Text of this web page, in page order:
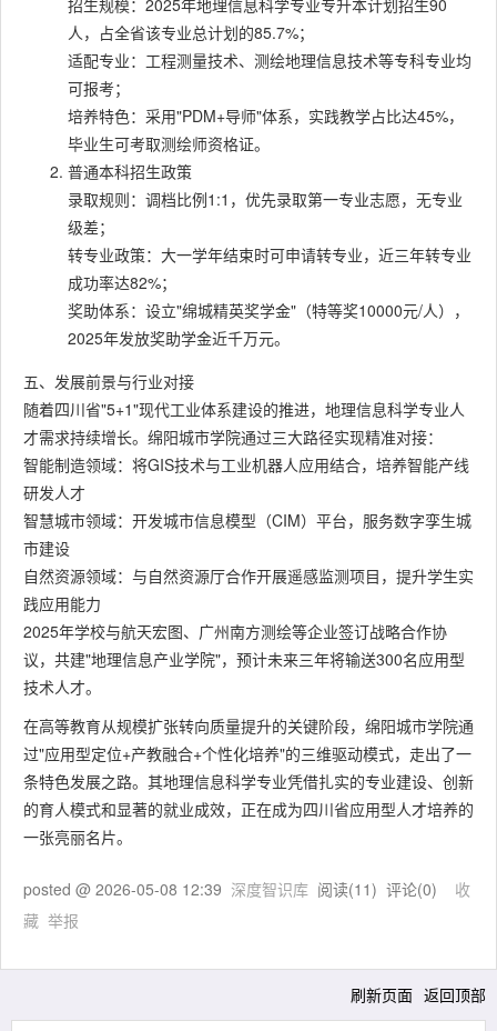
招生规模：2025年地理信息科学专业专升本计划招生90
人，占全省该专业总计划的85.7%；
适配专业：工程测量技术、测绘地理信息技术等专科专业均
可报考；
培养特色：采用"PDM+导师"体系，实践教学占比达45%，
毕业生可考取测绘师资格证。
普通本科招生政策
录取规则：调档比例1:1，优先录取第一专业志愿，无专业
级差；
转专业政策：大一学年结束时可申请转专业，近三年转专业
成功率达82%；
奖助体系：设立"绵城精英奖学金"（特等奖10000元/人），
2025年发放奖助学金近千万元。
五、发展前景与行业对接
随着四川省"5+1"现代工业体系建设的推进，地理信息科学专业人
才需求持续增长。绵阳城市学院通过三大路径实现精准对接：
智能制造领域：将GIS技术与工业机器人应用结合，培养智能产线
研发人才
智慧城市领域：开发城市信息模型（CIM）平台，服务数字孪生城
市建设
自然资源领域：与自然资源厅合作开展遥感监测项目，提升学生实
践应用能力
2025年学校与航天宏图、广州南方测绘等企业签订战略合作协
议，共建"地理信息产业学院"，预计未来三年将输送300名应用型
技术人才。
在高等教育从规模扩张转向质量提升的关键阶段，绵阳城市学院通
过"应用型定位+产教融合+个性化培养"的三维驱动模式，走出了一
条特色发展之路。其地理信息科学专业凭借扎实的专业建设、创新
的育人模式和显著的就业成效，正在成为四川省应用型人才培养的
一张亮丽名片。
posted @ 2026-05-08 12:39 深度智识库 阅读(11) 评论(0) 收
藏 举报
刷新页面 返回顶部